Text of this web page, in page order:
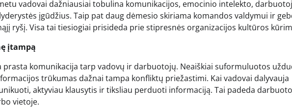
vadovai dažniausiai tobulina komunikacijos, emocinio intelekto,
įgūdžius. Taip pat daug dėmesio skiriama komandos valdymui ir
ryšį. Visa tai tiesiogiai prisideda prie stipresnės organizacijos kultūros
įtampą
prasta komunikacija tarp vadovų ir darbuotojų. Neaiškiai suformuluotos
trūkumas dažnai tampa konfliktų priežastimi. Kai vadovai dalyvauja
aktyviau klausytis ir tiksliau perduoti informaciją. Tai padeda
vietoje.